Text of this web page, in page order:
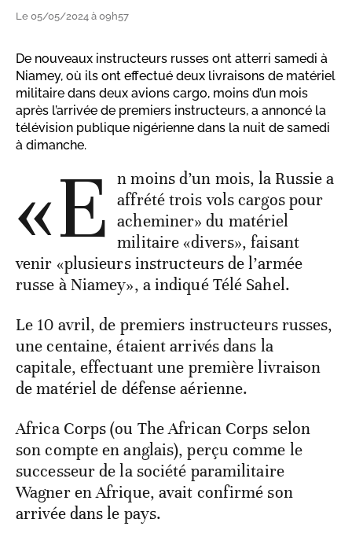
Le 05/05/2024 à 09h57
De nouveaux instructeurs russes ont atterri samedi à
Niamey, où ils ont effectué deux livraisons de matériel
militaire dans deux avions cargo, moins d’un mois
après l’arrivée de premiers instructeurs, a annoncé la
télévision publique nigérienne dans la nuit de samedi
à dimanche.
«E n moins d’un mois, la Russie a
affrété trois vols cargos pour
acheminer» du matériel
militaire «divers», faisant
venir «plusieurs instructeurs de l’armée
russe à Niamey», a indiqué Télé Sahel.
Le 10 avril, de premiers instructeurs russes,
une centaine, étaient arrivés dans la
capitale, effectuant une première livraison
de matériel de défense aérienne.
Africa Corps (ou The African Corps selon
son compte en anglais), perçu comme le
successeur de la société paramilitaire
Wagner en Afrique, avait confirmé son
arrivée dans le pays.